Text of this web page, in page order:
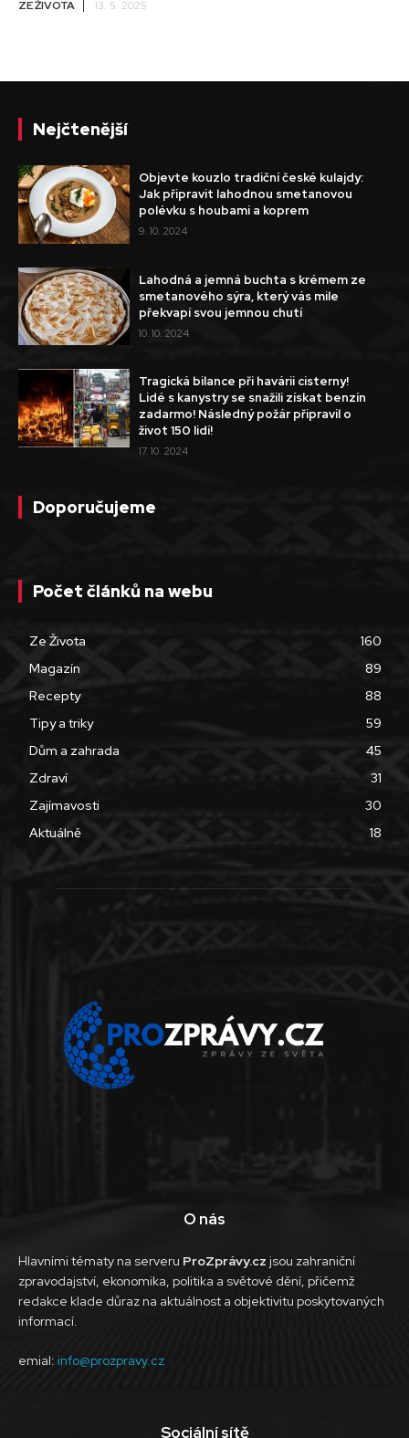
ZE ŽIVOTA 13. 5. 2025
Nejčtenější
Objevte kouzlo tradiční české kulajdy:
Jak připravit lahodnou smetanovou
polévku s houbami a koprem
9. 10. 2024
Lahodná a jemná buchta s krémem ze
smetanového sýra, který vás mile
překvapí svou jemnou chutí
10. 10. 2024
Tragická bilance při havárii cisterny!
Lidé s kanystry se snažili získat benzín
zadarmo! Následný požár připravil o
život 150 lidí!
17. 10. 2024
Doporučujeme
Počet článků na webu
Ze Života
160
Magazín
89
Recepty
88
Tipy a triky
59
Dům a zahrada
45
Zdraví
31
Zajímavosti
30
Aktuálně
18
O nás
Hlavními tématy na serveru ProZprávy.cz jsou zahraniční
zpravodajství, ekonomika, politika a světové dění, přičemž
redakce klade důraz na aktuálnost a objektivitu poskytovaných
informací.
emial: info@prozpravy.cz
Sociální sítě